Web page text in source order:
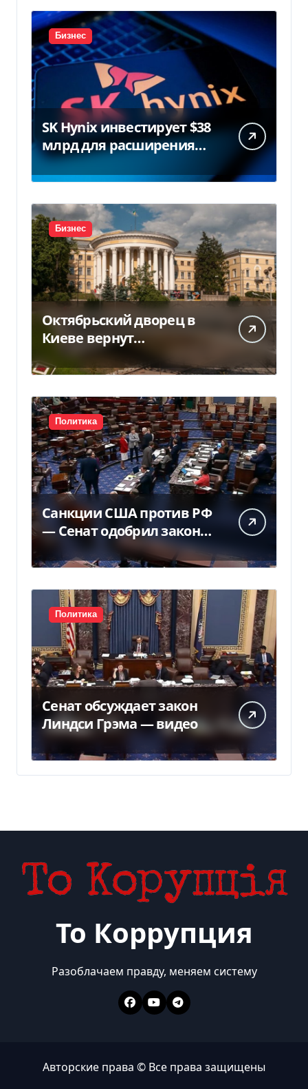
Бизнес
SK Hynix инвестирует $38
млрд для расширения
заводов в Южной Корее
Бизнес
Октябрьский дворец в
Киеве вернут
государству — решение
суда — Delo.ua
Политика
Санкции США против РФ
— Сенат одобрил закон
Грема — Фокус
Политика
Сенат обсуждает закон
Линдси Грэма — видео
То Коррупция
Разоблачаем правду, меняем систему
Авторские права © Все права защищены